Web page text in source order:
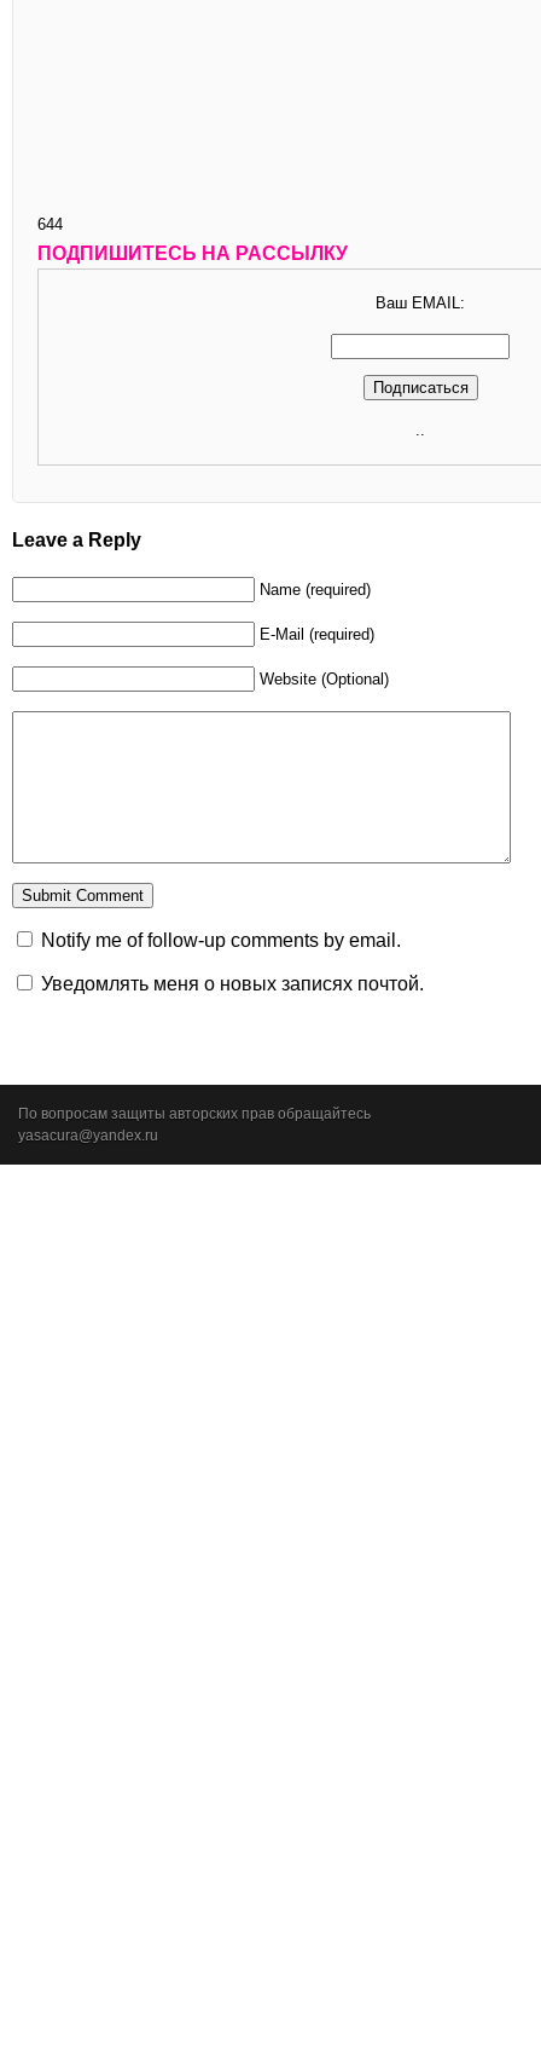
644
ПОДПИШИТЕСЬ НА РАССЫЛКУ
Ваш EMAIL:
..
Leave a Reply
Name (required)
E-Mail (required)
Website (Optional)
Notify me of follow-up comments by email.
Уведомлять меня о новых записях почтой.
По вопросам защиты авторских прав обращайтесь
yasacura@yandex.ru